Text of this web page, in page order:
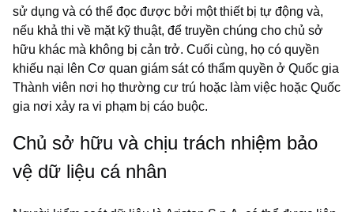
sử dụng và có thể đọc được bởi một thiết bị tự động và,
nếu khả thi về mặt kỹ thuật, để truyền chúng cho chủ sở
hữu khác mà không bị cản trở. Cuối cùng, họ có quyền
khiếu nại lên Cơ quan giám sát có thẩm quyền ở Quốc gia
Thành viên nơi họ thường cư trú hoặc làm việc hoặc Quốc
gia nơi xảy ra vi phạm bị cáo buộc.
Chủ sở hữu và chịu trách nhiệm bảo
vệ dữ liệu cá nhân